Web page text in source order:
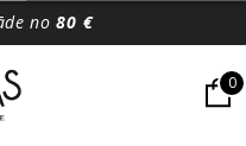
no80 €
0